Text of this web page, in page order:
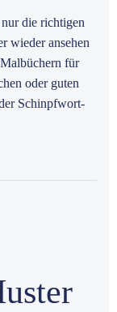
die richtigen
wieder ansehen
für
oder guten
Schinpfwort-